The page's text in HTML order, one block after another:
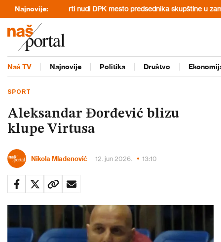
Najnovije:
Kurti nudi DPK mesto predsednika skupštine u zamenu za
Naš TV Najnovije Politika Društvo
SPORT
Aleksandar Đorđević blizu
klupe Virtusa
Nikola Mladenović 12. jun 2026. 13:10